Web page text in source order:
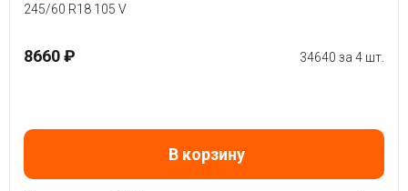
245/60 R18 105 V
8660 ₽ 34640 за 4 шт.
В корзину